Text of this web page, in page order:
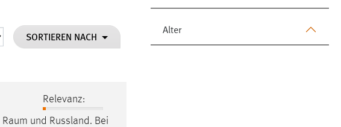
Alter
SORTIEREN NACH
Relevanz:
Raum und Russland. Bei